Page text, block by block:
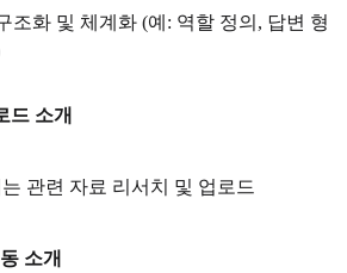
조화 및 체계화 (예: 역할 정의, 답변 형
드 소개
관련 자료 리서치 및 업로드
소개